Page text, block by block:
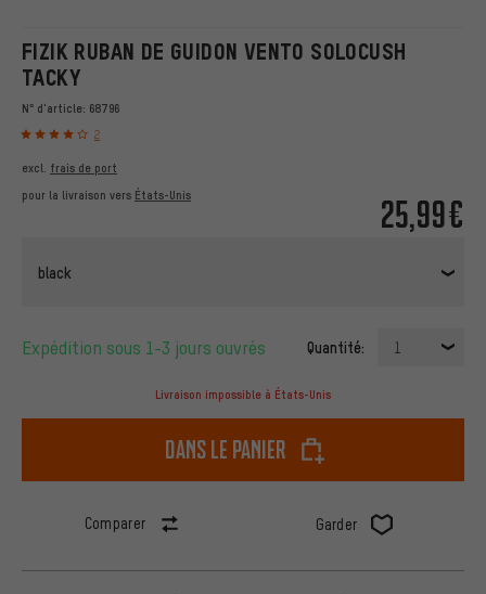
FIZIK RUBAN DE GUIDON VENTO SOLOCUSH
TACKY
N° d'article: 68796
2
25,99€
excl. frais de port
pour la livraison vers États-Unis
black
Expédition sous 1-3 jours ouvrés Quantité: 1
Livraison impossible à États-Unis
dans le panier
Comparer Garder